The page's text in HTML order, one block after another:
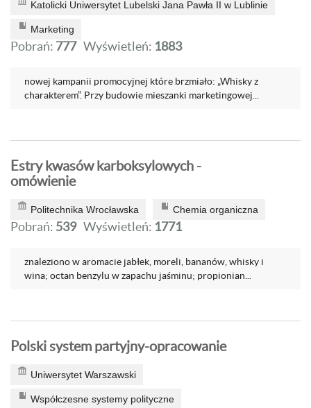
Katolicki Uniwersytet Lubelski Jana Pawła II w Lublinie
Marketing
Pobrań: 777 Wyświetleń: 1883
nowej kampanii promocyjnej które brzmiało: „Whisky z
charakterem”. Przy budowie mieszanki marketingowej...
Estry kwasów karboksylowych -
omówienie
Politechnika Wrocławska Chemia organiczna
Pobrań: 539 Wyświetleń: 1771
znaleziono w aromacie jabłek, moreli, bananów, whisky i
wina; octan benzylu w zapachu jaśminu; propionian...
Polski system partyjny-opracowanie
Uniwersytet Warszawski
Współczesne systemy polityczne